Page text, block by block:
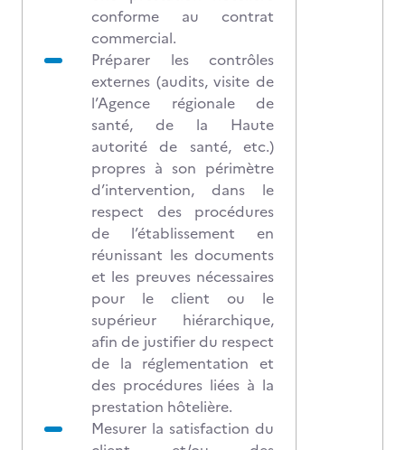
conforme au contrat
commercial.
Préparer les contrôles
externes (audits, visite de
l’Agence régionale de
santé, de la Haute
autorité de santé, etc.)
propres à son périmètre
d’intervention, dans le
respect des procédures
de l’établissement en
réunissant les documents
et les preuves nécessaires
pour le client ou le
supérieur hiérarchique,
afin de justifier du respect
de la réglementation et
des procédures liées à la
prestation hôtelière.
Mesurer la satisfaction du